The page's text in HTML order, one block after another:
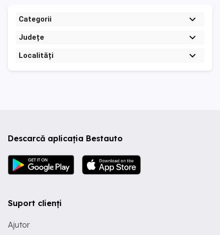
Categorii
Județe
Localități
Descarcă aplicația Bestauto
Suport clienți
Ajutor